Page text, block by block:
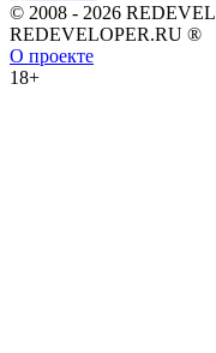
© 2008 - 2026
REDEVELOPER.RU ®
О проекте
18+